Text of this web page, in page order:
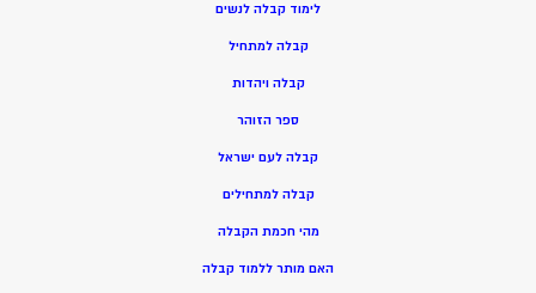
לימוד קבלה לנשים
קבלה למתחיל
קבלה ויהדות
ספר הזוהר
קבלה לעם ישראל
קבלה למתחילים
מהי חכמת הקבלה
האם מותר ללמוד קבלה